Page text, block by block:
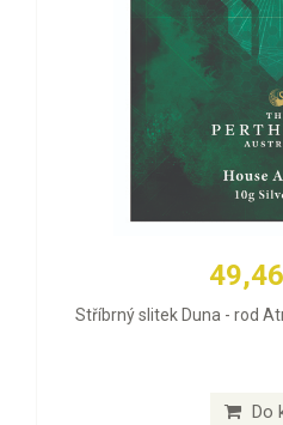
Stříbrný slitek Duna - rod
Do